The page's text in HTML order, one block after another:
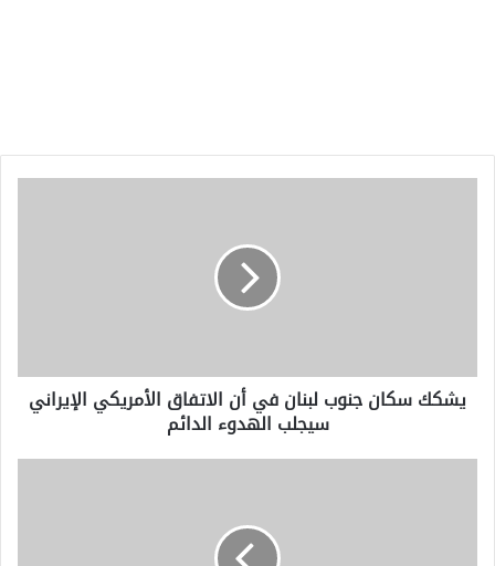
الإيراني
سيجلب
يشكك سكان جنوب لبنان في أن الاتفاق الأمريكي الإيراني
سيجلب الهدوء الدائم